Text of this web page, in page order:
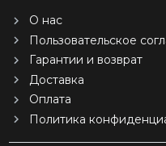
О нас
Пользовательское
Гарантии и возврат
Доставка
Оплата
Политика